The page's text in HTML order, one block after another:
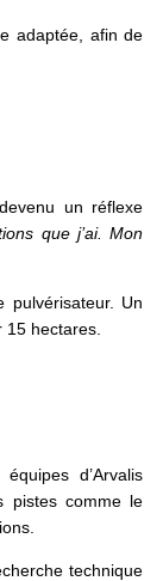
adaptée, afin de
un réflexe
que j’ai. Mon
pulvérisateur. Un
hectares.
d’Arvalis
pistes comme le
technique